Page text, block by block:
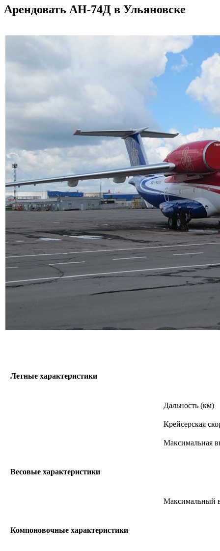
Арендовать АН-74Д в Ульяновске
Летные характеристики
Дальность (км)
Крейсерская
Максимальная
Весовые характеристики
Максимальный
Компоновочные характеристики